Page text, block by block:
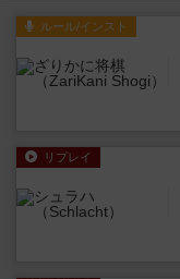
ルール/インスト
リプレイ